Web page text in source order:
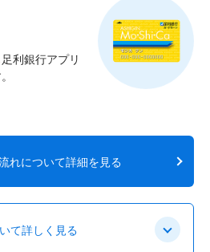
足利銀行アプリ
れについて詳細を見る
て詳しく見る